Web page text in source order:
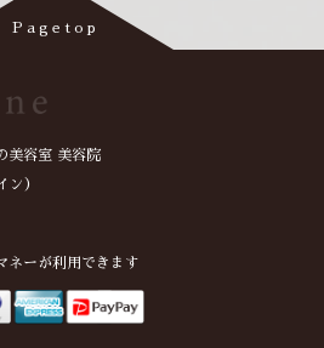
美容室 美容院
）
ネーが利用できます